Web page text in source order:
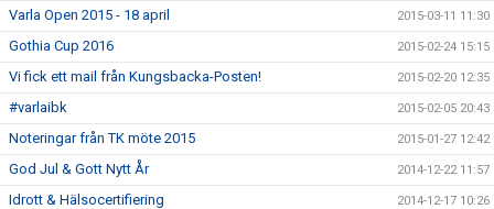
Varla Open 2015 - 18 april 2015-03-11 11:30
Gothia Cup 2016 2015-02-24 15:15
Vi fick ett mail från Kungsbacka-Posten! 2015-02-20 12:35
#varlaibk 2015-02-05 20:43
Noteringar från TK möte 2015 2015-01-27 12:42
God Jul & Gott Nytt År 2014-12-22 11:57
Idrott & Hälsocertifiering 2014-12-17 10:26